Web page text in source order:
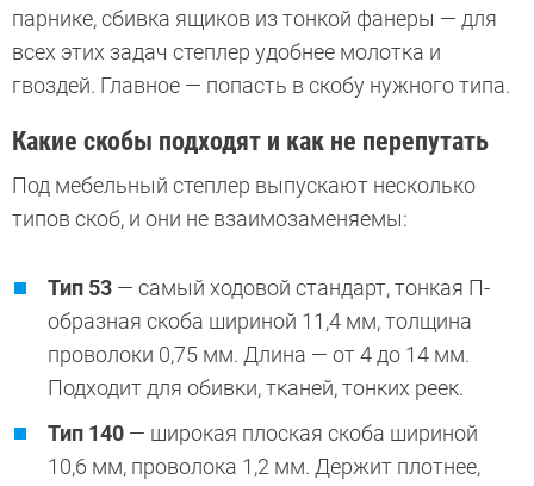
парнике, сбивка ящиков из тонкой фанеры — для
всех этих задач степлер удобнее молотка и
гвоздей. Главное — попасть в скобу нужного типа.
Какие скобы подходят и как не перепутать
Под мебельный степлер выпускают несколько
типов скоб, и они не взаимозаменяемы:
Тип 53 — самый ходовой стандарт, тонкая П-
образная скоба шириной 11,4 мм, толщина
проволоки 0,75 мм. Длина — от 4 до 14 мм.
Подходит для обивки, тканей, тонких реек.
Тип 140 — широкая плоская скоба шириной
10,6 мм, проволока 1,2 мм. Держит плотнее,